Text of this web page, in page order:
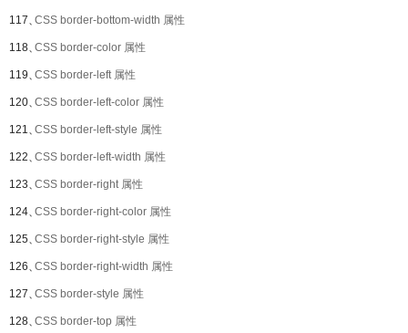
117、CSS border-bottom-width 属性
118、CSS border-color 属性
119、CSS border-left 属性
120、CSS border-left-color 属性
121、CSS border-left-style 属性
122、CSS border-left-width 属性
123、CSS border-right 属性
124、CSS border-right-color 属性
125、CSS border-right-style 属性
126、CSS border-right-width 属性
127、CSS border-style 属性
128、CSS border-top 属性